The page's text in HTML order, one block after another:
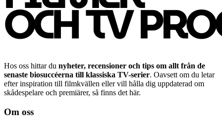
Hos oss hittar du nyheter, recensioner och tips om allt från de
senaste biosuccéerna till klassiska TV-serier. Oavsett om du letar
efter inspiration till filmkvällen eller vill hålla dig uppdaterad om
skådespelare och premiärer, så finns det här.
Om oss